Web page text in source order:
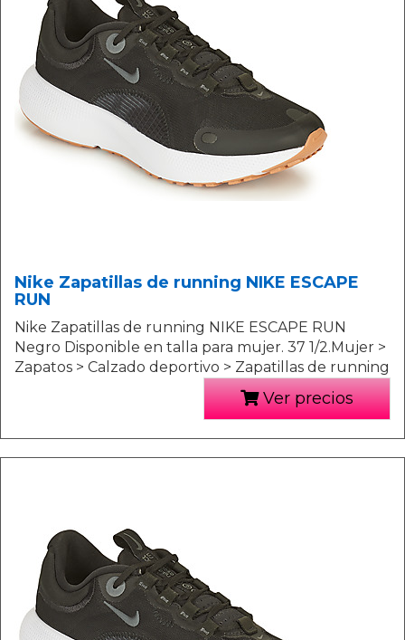
Nike Zapatillas de running NIKE ESCAPE
RUN
Nike Zapatillas de running NIKE ESCAPE RUN
Negro Disponible en talla para mujer. 37 1/2.Mujer >
Zapatos > Calzado deportivo > Zapatillas de running
Ver precios